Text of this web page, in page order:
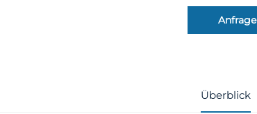
Anfrage
Überblick